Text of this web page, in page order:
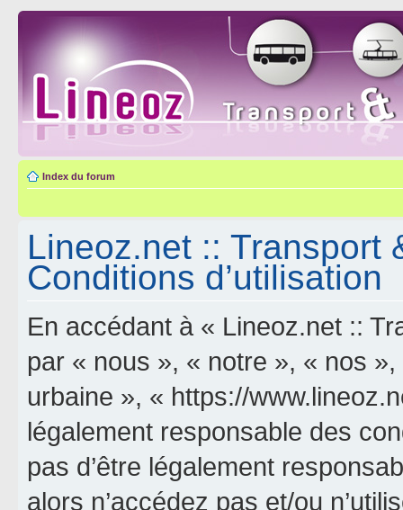
Index du forum
Lineoz.net :: Transport
Conditions d’utilisation
En accédant à « Lineoz.net ::
par « nous », « notre », « nos
urbaine », « https://
légalement responsable des
pas d’être légalement
alors n’accédez pas et/ou